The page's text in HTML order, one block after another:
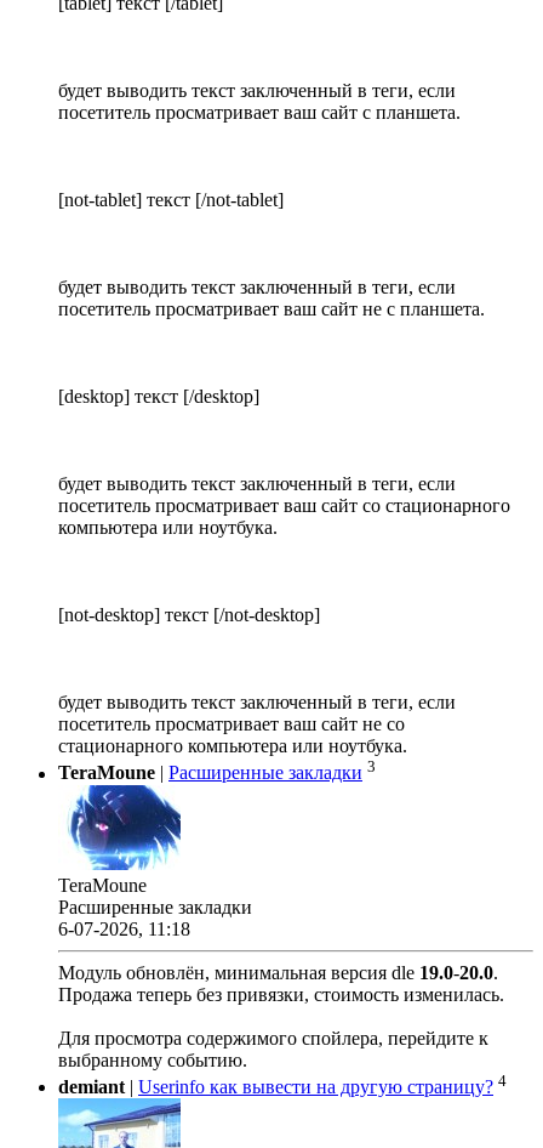
будет выводить текст заключенный в теги, если
посетитель просматривает ваш сайт с планшета.
[not-tablet] текст [/not-tablet]
будет выводить текст заключенный в теги, если
посетитель просматривает ваш сайт не с планшета.
[desktop] текст [/desktop]
будет выводить текст заключенный в теги, если
посетитель просматривает ваш сайт со стационарного
компьютера или ноутбука.
[not-desktop] текст [/not-desktop]
будет выводить текст заключенный в теги, если
посетитель просматривает ваш сайт не со
стационарного компьютера или ноутбука.
TeraMoune
Расширенные закладки 3
TeraMoune
Расширенные закладки
6-07-2026, 11:18
Модуль обновлён, минимальная версия dle 19.0-20.0.
Продажа теперь без привязки, стоимость изменилась.
Для просмотра содержимого спойлера, перейдите к
выбранному событию.
demiant | Userinfo как вывести на другую страницу? 4